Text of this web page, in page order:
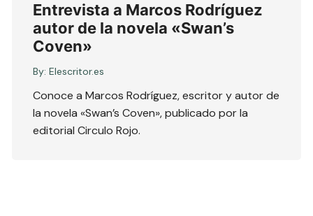
Entrevista a Marcos Rodríguez
autor de la novela «Swan’s
Coven»
By: Elescritor.es
Conoce a Marcos Rodríguez, escritor y autor de
la novela «Swan’s Coven», publicado por la
editorial Circulo Rojo.